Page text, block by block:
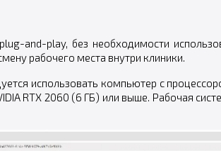
and-play, без необходимости
рабочего места внутри клиники.
использовать компьютер с
RTX 2060 (6 ГБ) или выше. Рабочая